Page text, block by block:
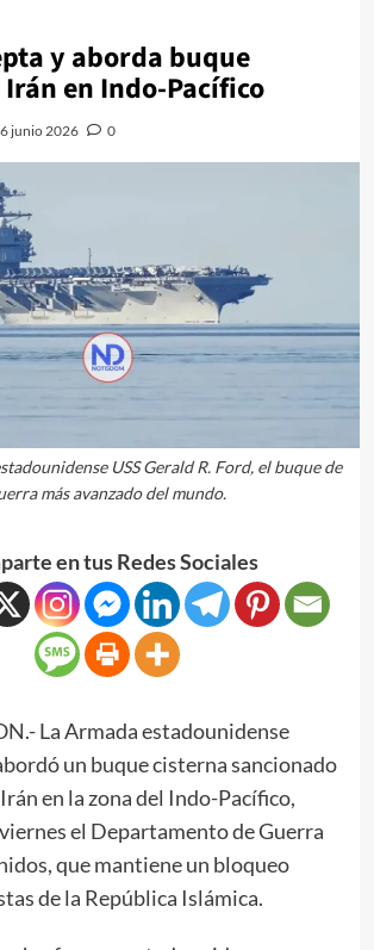
y aborda buque
en Indo-Pacífico
6 junio 2026 0
USS Gerald R. Ford, el buque de
más avanzado del mundo.
en tus Redes Sociales
La Armada estadounidense
un buque cisterna sancionado
en la zona del Indo-Pacífico,
el Departamento de Guerra
que mantiene un bloqueo
de la República Islámica.